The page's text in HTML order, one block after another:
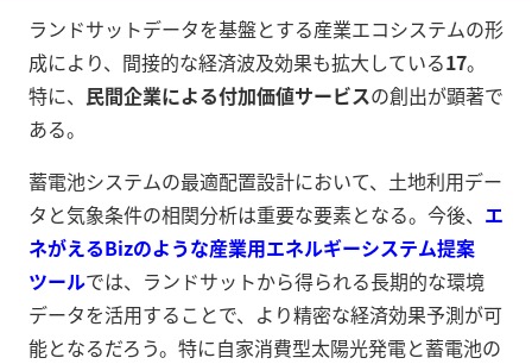
ランドサットデータを基盤とする産業エコシステムの形
成により、間接的な経済波及効果も拡大している17。
特に、 民間企業による付加価値サービスの創出が顕著で
ある。
蓄電池システムの最適配置設計において、土地利用デー
タと気象条件の相関分析は重要な要素となる。今後、 エ
ネがえるBizのような産業用エネルギーシステム提案
ツールでは、ランドサットから得られる長期的な環境
データを活用することで、より精密な経済効果予測が可
能となるだろう。特に自家消費型太陽光発電と蓄電池の